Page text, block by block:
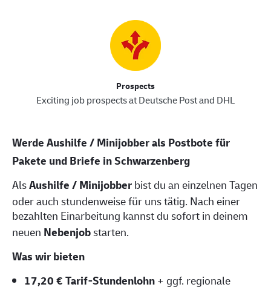
Prospects
Exciting job prospects at Deutsche Post and DHL
Werde Aushilfe / Minijobber als Postbote für
Pakete und Briefe in Schwarzenberg
AlsAushilfe / Minijobberbist du an einzelnen Tagen
oder auch stundenweise für uns tätig. Nach einer
bezahlten Einarbeitung kannst du sofort in deinem
neuen Nebenjobstarten.
Was wir bieten
17,20 € Tarif-Stundenlohn+ ggf. regionale